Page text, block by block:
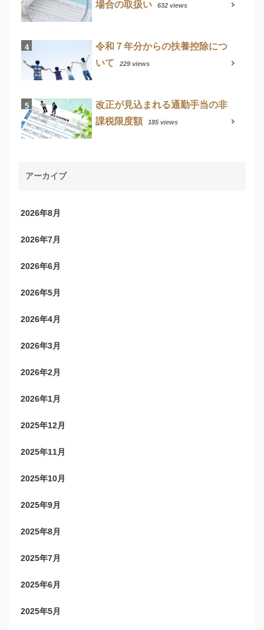
場合の取扱い 632 views
令和７年分からの扶養控除につ
いて
229 views
改正が見込まれる通勤手当の非
課税限度額
185 views
アーカイブ
2026年8月
2026年7月
2026年6月
2026年5月
2026年4月
2026年3月
2026年2月
2026年1月
2025年12月
2025年11月
2025年10月
2025年9月
2025年8月
2025年7月
2025年6月
2025年5月